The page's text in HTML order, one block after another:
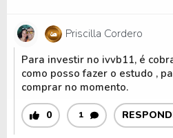
Priscilla Cordero
Para investir no ivvb11, é
como posso fazer o estudo ,
comprar no momento.
0 1